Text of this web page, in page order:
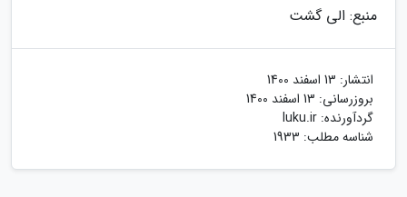
منبع: الی گشت
انتشار: 13 اسفند 1400
بروزرسانی: 13 اسفند 1400
گردآورنده: luku.ir
شناسه مطلب: 1933